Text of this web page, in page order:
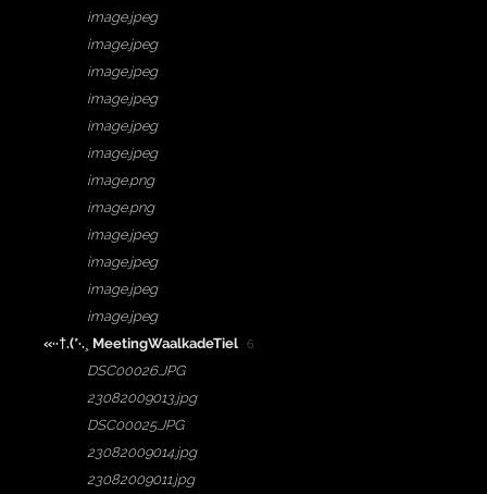
image.jpeg
image.jpeg
image.jpeg
image.jpeg
image.jpeg
image.jpeg
image.png
image.png
image.jpeg
image.jpeg
image.jpeg
image.jpeg
«··†.(*·.¸ MeetingWaalkadeTiel
· 6
DSC00026.JPG
23082009013.jpg
DSC00025.JPG
23082009014.jpg
23082009011.jpg